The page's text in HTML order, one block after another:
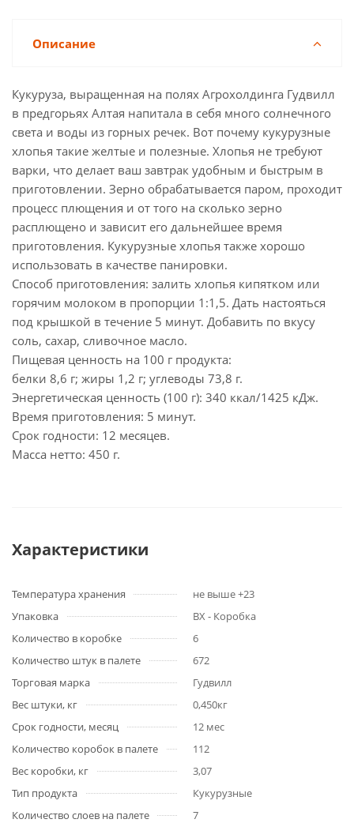
Описание
Кукуруза, выращенная на полях Агрохолдинга Гудвилл
в предгорьях Алтая напитала в себя много солнечного
света и воды из горных речек. Вот почему кукурузные
хлопья такие желтые и полезные. Хлопья не требуют
варки, что делает ваш завтрак удобным и быстрым в
приготовлении. Зерно обрабатывается паром, проходит
процесс плющения и от того на сколько зерно
расплющено и зависит его дальнейшее время
приготовления. Кукурузные хлопья также хорошо
использовать в качестве панировки.
Способ приготовления: залить хлопья кипятком или
горячим молоком в пропорции 1:1,5. Дать настояться
под крышкой в течение 5 минут. Добавить по вкусу
соль, сахар, сливочное масло.
Пищевая ценность на 100 г продукта:
белки 8,6 г; жиры 1,2 г; углеводы 73,8 г.
Энергетическая ценность (100 г): 340 ккал/1425 кДж.
Время приготовления: 5 минут.
Срок годности: 12 месяцев.
Масса нетто: 450 г.
Характеристики
Температура хранения
не выше +23
Упаковка
BX - Коробка
Количество в коробке
6
Количество штук в палете
672
Торговая марка
Гудвилл
Вес штуки, кг
0,450кг
Срок годности, месяц
12 мес
Количество коробок в палете
112
Вес коробки, кг
3,07
Тип продукта
Кукурузные
Количество слоев на палете
7